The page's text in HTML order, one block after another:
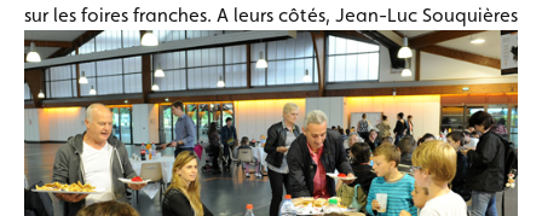
sur les foires franches. A leurs côtés, Jean-Luc Souquières